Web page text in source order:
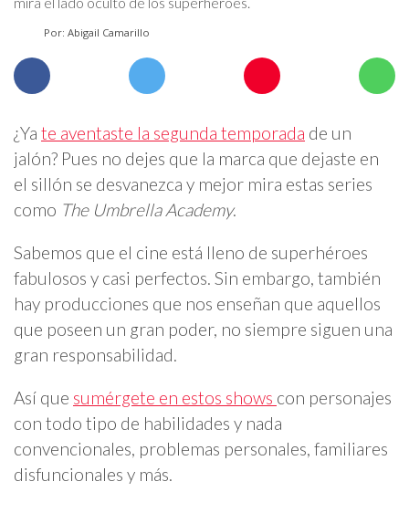
Por: Abigail Camarillo
¿Ya te aventaste la segunda temporada de un
jalón? Pues no dejes que la marca que dejaste en
el sillón se desvanezca y mejor mira estas series
como The Umbrella Academy.
Sabemos que el cine está lleno de superhéroes
fabulosos y casi perfectos. Sin embargo, también
hay producciones que nos enseñan que aquellos
que poseen un gran poder, no siempre siguen una
gran responsabilidad.
Así que sumérgete en estos shows con personajes
con todo tipo de habilidades y nada
convencionales, problemas personales, familiares
disfuncionales y más.